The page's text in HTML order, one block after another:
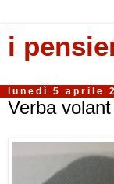
i
lunedì 5 aprile
Verba